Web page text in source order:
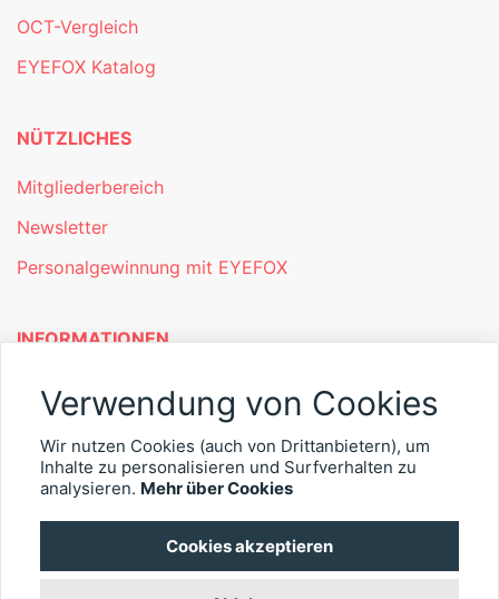
OCT-Vergleich
EYEFOX Katalog
NÜTZLICHES
Mitgliederbereich
Newsletter
Personalgewinnung mit EYEFOX
INFORMATIONEN
Was ist EYEFOX – Ihre Möglichkeiten
Kontakt
Verwendung von Cookies
Wir nutzen Cookies (auch von Drittanbietern), um
Inhalte zu personalisieren und Surfverhalten zu
analysieren. Mehr über Cookies
Cookies akzeptieren